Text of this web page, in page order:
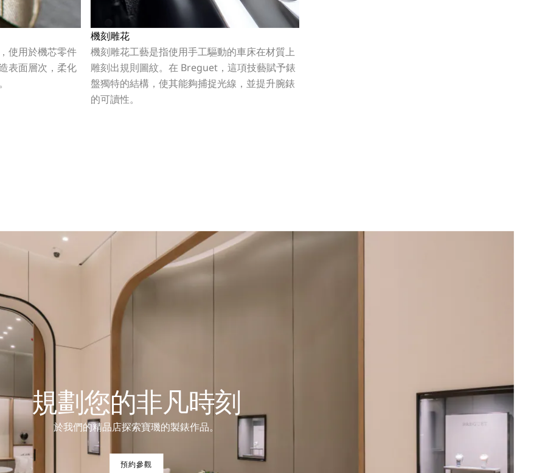
使用於機芯零件
表面層次，柔化
機刻雕花
機刻雕花工藝是指使用手工驅動的車床在材質上
雕刻出規則圖紋。在 Breguet，這項技藝賦予錶
盤獨特的結構，使其能夠捕捉光線，並提升腕錶
的可讀性。
規劃您的非凡時刻
於我們的精品店探索寶璣的製錶作品。
預約參觀